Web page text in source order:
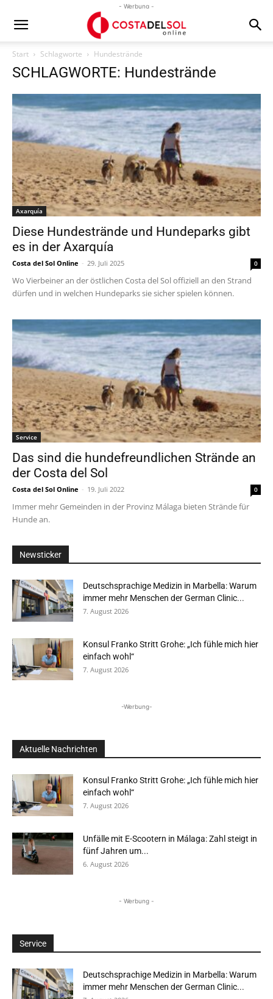
- Werbung -
Start Schlagworte Hundestrände
SCHLAGWORTE: Hundestrände
Axarquía
Diese Hundestrände und Hundeparks gibt
es in der Axarquía
Costa del Sol Online - 29. Juli 2025 0
Wo Vierbeiner an der östlichen Costa del Sol offiziell an den Strand
dürfen und in welchen Hundeparks sie sicher spielen können.
Service
Das sind die hundefreundlichen Strände an
der Costa del Sol
Costa del Sol Online - 19. Juli 2022 0
Immer mehr Gemeinden in der Provinz Málaga bieten Strände für
Hunde an.
Newsticker
Deutschsprachige Medizin in Marbella: Warum
immer mehr Menschen der German Clinic...
7. August 2026
Konsul Franko Stritt Grohe: „Ich fühle mich hier
einfach wohl“
7. August 2026
-Werbung-
Aktuelle Nachrichten
Konsul Franko Stritt Grohe: „Ich fühle mich hier
einfach wohl“
7. August 2026
Unfälle mit E-Scootern in Málaga: Zahl steigt in
fünf Jahren um...
6. August 2026
- Werbung -
Service
Deutschsprachige Medizin in Marbella: Warum
immer mehr Menschen der German Clinic...